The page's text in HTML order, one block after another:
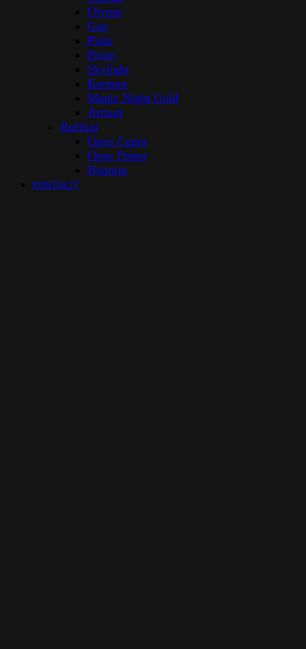
Olymp
Gap
Plant
Prism
Skylight
Karmen
Magic Night Gold
Atrium
Ruffoni
Opus Cupra
Opus Prima
Historia
KONTAKTY